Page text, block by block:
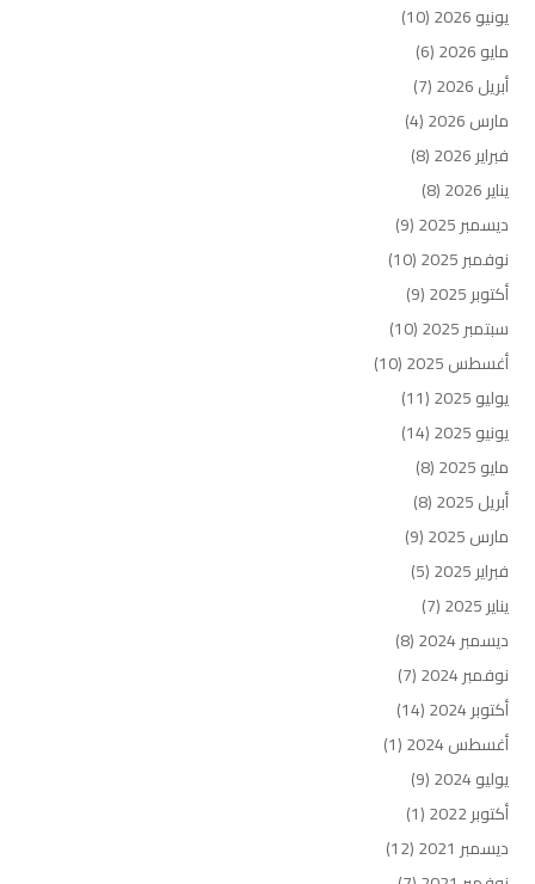
يونيو 2026
(10)
مايو 2026
(6)
أبريل 2026
(7)
مارس 2026
(4)
فبراير 2026
(8)
يناير 2026
(8)
ديسمبر 2025
(9)
نوفمبر 2025
(10)
أكتوبر 2025
(9)
سبتمبر 2025
(10)
أغسطس 2025
(10)
يوليو 2025
(11)
يونيو 2025
(14)
مايو 2025
(8)
أبريل 2025
(8)
مارس 2025
(9)
فبراير 2025
(5)
يناير 2025
(7)
ديسمبر 2024
(8)
نوفمبر 2024
(7)
أكتوبر 2024
(14)
أغسطس 2024
(1)
يوليو 2024
(9)
أكتوبر 2022
(1)
ديسمبر 2021
(12)